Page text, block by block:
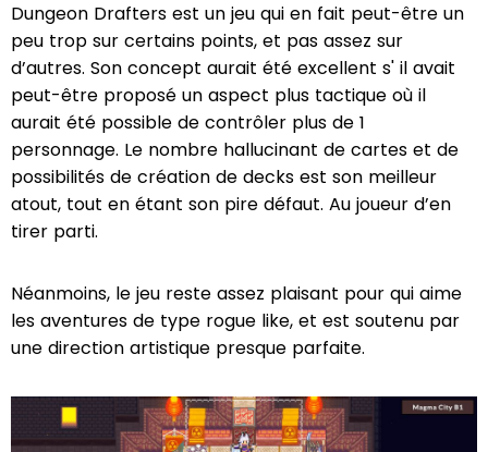
Dungeon Drafters est un jeu qui en fait peut-être un
peu trop sur certains points, et pas assez sur
d’autres. Son concept aurait été excellent s' il avait
peut-être proposé un aspect plus tactique où il
aurait été possible de contrôler plus de 1
personnage. Le nombre hallucinant de cartes et de
possibilités de création de decks est son meilleur
atout, tout en étant son pire défaut. Au joueur d’en
tirer parti.
Néanmoins, le jeu reste assez plaisant pour qui aime
les aventures de type rogue like, et est soutenu par
une direction artistique presque parfaite.